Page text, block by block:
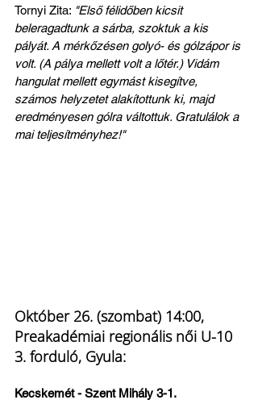
Tornyi Zita: "Első félidőben kicsit
beleragadtunk a sárba, szoktuk a kis
pályát. A mérkőzésen golyó- és gólzápor is
volt. (A pálya mellett volt a lőtér.) Vidám
hangulat mellett egymást kisegítve,
számos helyzetet alakítottunk ki, majd
eredményesen gólra váltottuk. Gratulálok a
mai teljesítményhez!"
Október 26. (szombat) 14:00,
Preakadémiai regionális női U-10
3. forduló, Gyula:
Kecskemét - Szent Mihály 3-1.